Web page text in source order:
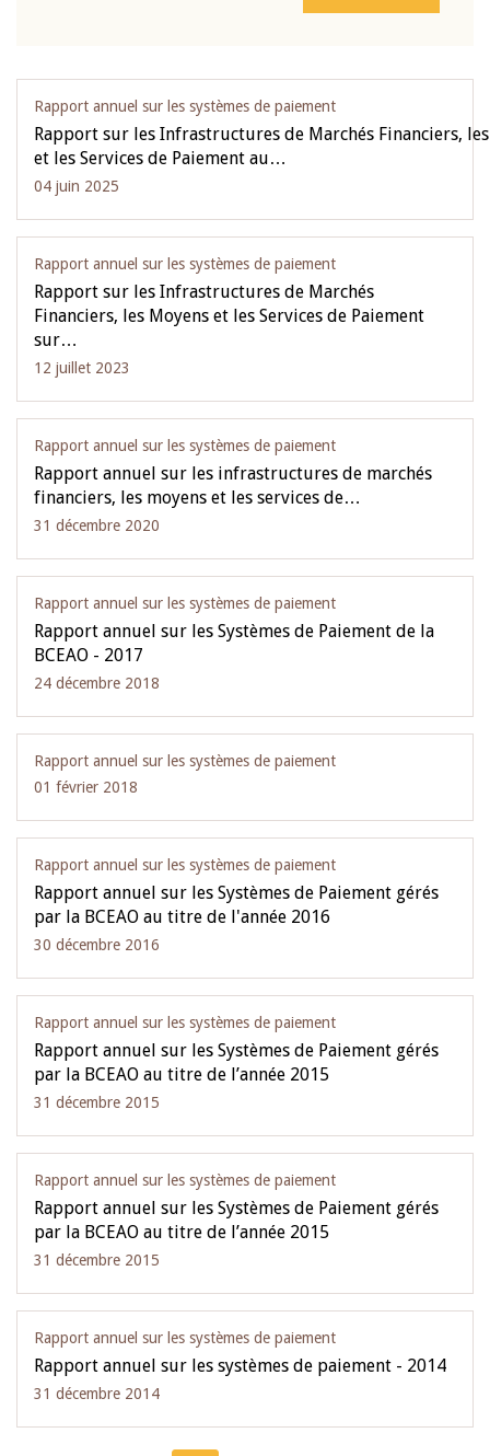
Rapport annuel sur les systèmes de paiement
Rapport sur les Infrastructures de Marchés Financiers,
et les Services de Paiement au…
04 juin 2025
Rapport annuel sur les systèmes de paiement
Rapport sur les Infrastructures de Marchés
Financiers, les Moyens et les Services de Paiement
sur…
12 juillet 2023
Rapport annuel sur les systèmes de paiement
Rapport annuel sur les infrastructures de marchés
financiers, les moyens et les services de…
31 décembre 2020
Rapport annuel sur les systèmes de paiement
Rapport annuel sur les Systèmes de Paiement de la
BCEAO - 2017
24 décembre 2018
Rapport annuel sur les systèmes de paiement
01 février 2018
Rapport annuel sur les systèmes de paiement
Rapport annuel sur les Systèmes de Paiement gérés
par la BCEAO au titre de l'année 2016
30 décembre 2016
Rapport annuel sur les systèmes de paiement
Rapport annuel sur les Systèmes de Paiement gérés
par la BCEAO au titre de l’année 2015
31 décembre 2015
Rapport annuel sur les systèmes de paiement
Rapport annuel sur les Systèmes de Paiement gérés
par la BCEAO au titre de l’année 2015
31 décembre 2015
Rapport annuel sur les systèmes de paiement
Rapport annuel sur les systèmes de paiement - 2014
31 décembre 2014